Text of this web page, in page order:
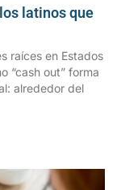
latinos que
raíces en Estados
“cash out” forma
alrededor del